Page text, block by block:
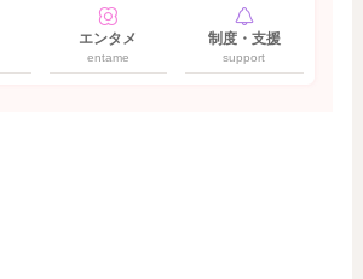
エンタメ
entame
制度・支援
support